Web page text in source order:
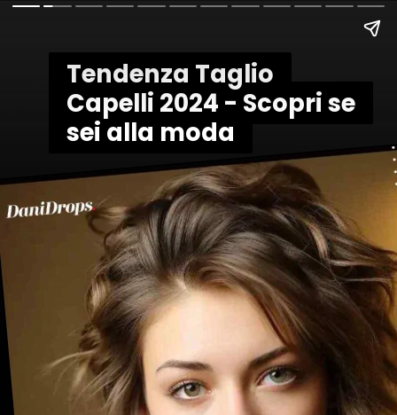
Tendenza Taglio
Capelli 2024 - Scopri se
sei alla moda
Tendenza Taglio
Capelli 2024 - Scopri se
sei alla moda